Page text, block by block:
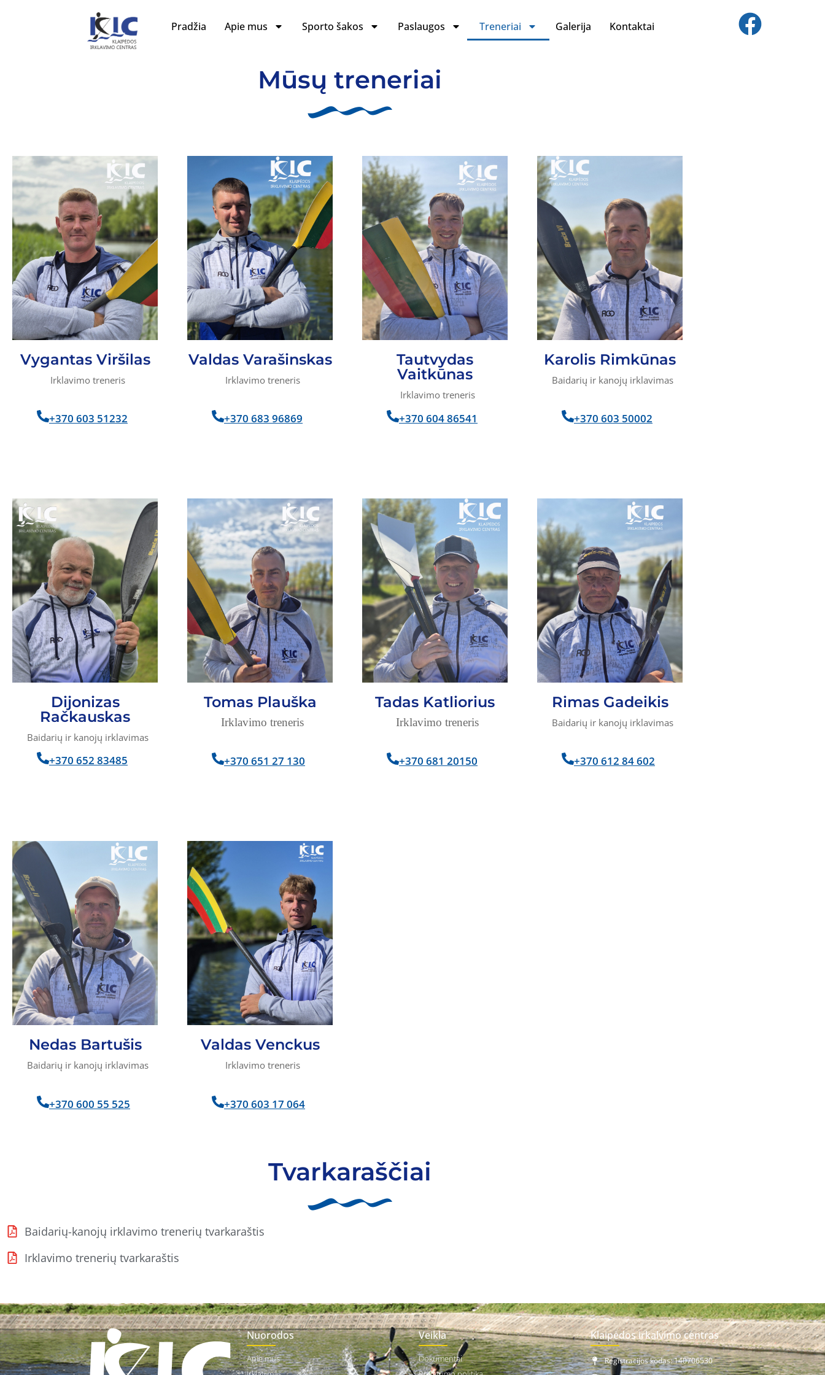
Pradžia Apie mus Sporto šakos Paslaugos Treneriai Galerija Kontaktai
Mūsų treneriai
Vygantas Viršilas
Irklavimo treneris
+370 603 51232
Valdas Varašinskas
Irklavimo treneris
+370 683 96869
Tautvydas
Vaitkūnas
Irklavimo treneris
+370 604 86541
Karolis Rimkūnas
Baidarių ir kanojų irklavimas
+370 603 50002
Dijonizas
Račkauskas
Baidarių ir kanojų irklavimas
+370 652 83485
Tomas Plauška
Irklavimo treneris
+370 651 27 130
Tadas Katliorius
Irklavimo treneris
+370 681 20150
Rimas Gadeikis
Baidarių ir kanojų irklavimas
+370 612 84 602
Nedas Bartušis
Baidarių ir kanojų irklavimas
+370 600 55 525
Valdas Venckus
Irklavimo treneris
+370 603 17 064
Tvarkaraščiai
Baidarių-kanojų irklavimo trenerių tvarkaraštis
Irklavimo trenerių tvarkaraštis
Nuorodos
Apie mus
Veikla
Dokumentai
Klaipėdos irkalvimo centras
Registracijos kodas: 140706530